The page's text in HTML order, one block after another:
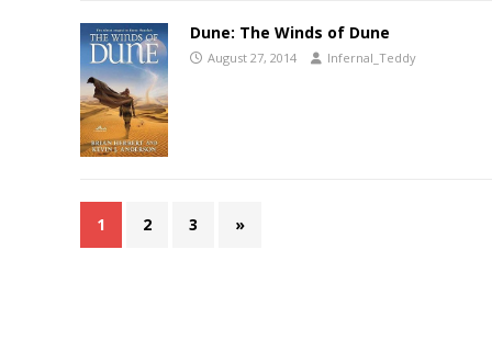
Dune: The Winds of Dune
August 27, 2014 Infernal_Teddy
1 2 3 »